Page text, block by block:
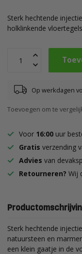
Sterk hechtende
holklinkende
Op werkdagen
Toevoegen om te
Voor 16:00 uur
Gratis verzending
Advies van
Retourneren? Wij
Sterk hechtende
natuursteen en
een klein gaatje in de